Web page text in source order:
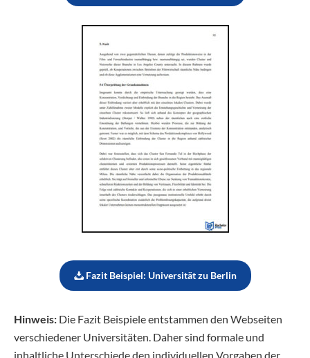
Fazit Beispiel: Universität zu Berlin
Hinweis: Die Fazit Beispiele entstammen den Webseiten
verschiedener Universitäten. Daher sind formale und
inhaltliche Unterschiede den individuellen Vorgaben der